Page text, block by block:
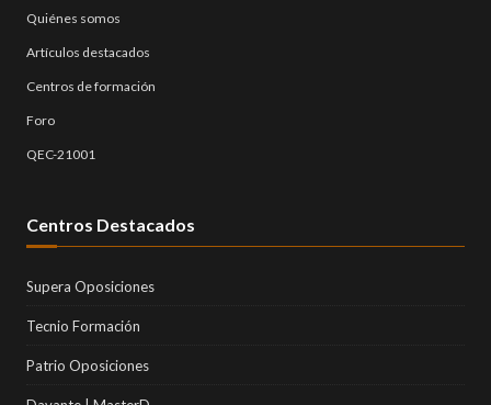
Quiénes somos
Artículos destacados
Centros de formación
Foro
QEC-21001
Centros Destacados
Supera Oposiciones
Tecnio Formación
Patrio Oposiciones